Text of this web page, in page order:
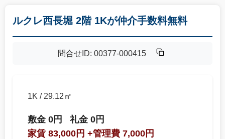
ルクレ西長堀 2階 1Kが仲介手数料無料
問合せID: 00377-000415
1K / 29.12㎡
敷金 0円
礼金 0円
家賃 83,000円 +管理費 7,000円